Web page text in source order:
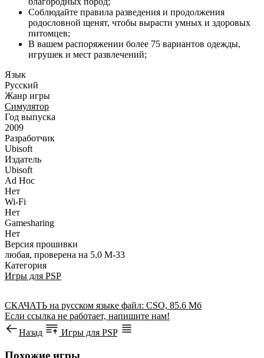
Соблюдайте правила разведения и продолжения
родословной щенят, чтобы вырасти умных и здоровых
питомцев;
В вашем распоряжении более 75 вариантов одежды,
игрушек и мест развлечений;
Язык
Русский
Жанр игры
Симулятор
Год выпуска
2009
Разработчик
Ubisoft
Издатель
Ubisoft
Ad Hoc
Нет
Wi-Fi
Нет
Gamesharing
Нет
Версия прошивки
любая, проверена на 5.0 M-33
Категория
Игры для PSP
СКАЧАТЬ на русском языке файл: CSO, 85.6 Мб
Если ссылка не работает, напишите нам!
Назад
Игры для PSP
Похожие игры